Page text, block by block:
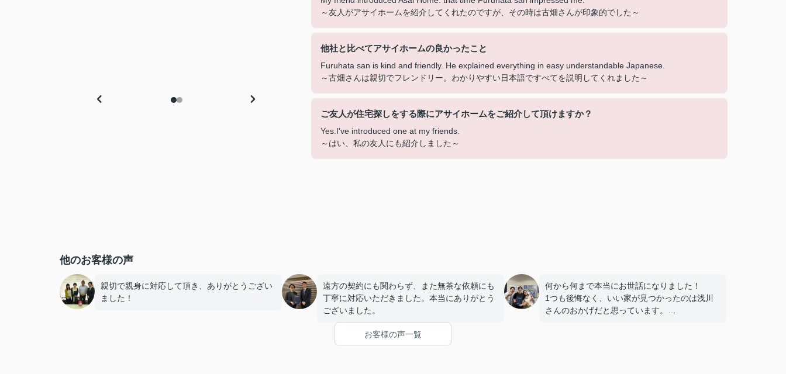
～友人がアサイホームを紹介してくれたのですが、その時は古畑さんが印象的でした～
他社と比べてアサイホームの良かったこと
Furuhata san is kind and friendly. He explained everything in easy understandable Japanese.
～古畑さんは親切でフレンドリー。わかりやすい日本語ですべてを説明してくれました～
ご友人が住宅探しをする際にアサイホームをご紹介して頂けますか？
Yes.I've introduced one at my friends.
～はい、私の友人にも紹介しました～
他のお客様の声
親切で親身に対応して頂き、ありがとうござい
ました！
遠方の契約にも関わらず、また無茶な依頼にも
丁寧に対応いただきました。本当にありがとう
ございました。
何から何まで本当にお世話になりました！
1つも後悔なく、いい家が見つかったのは浅川
さんのおかげだと思っています。
お客様の声一覧